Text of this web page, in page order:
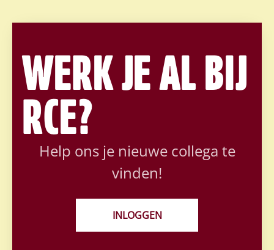
WERK JE AL BIJ
RCE?
Help ons je nieuwe collega te
vinden!
INLOGGEN